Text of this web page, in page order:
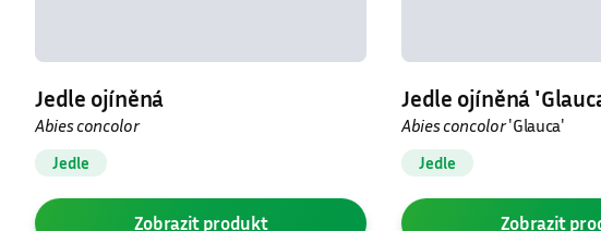
Jedle ojíněná
Abies concolor
Jedle
Jedle ojíněná ′Glauca′
Abies concolor
Jedle